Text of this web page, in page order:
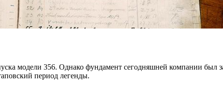
модели 356. Однако фундамент сегодняшней компании был
период легенды.